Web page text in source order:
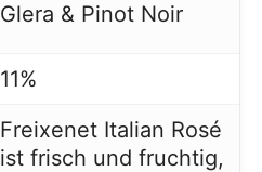
Glera & Pinot Noir
11%
Freixenet Italian Rosé
ist frisch und fruchtig,